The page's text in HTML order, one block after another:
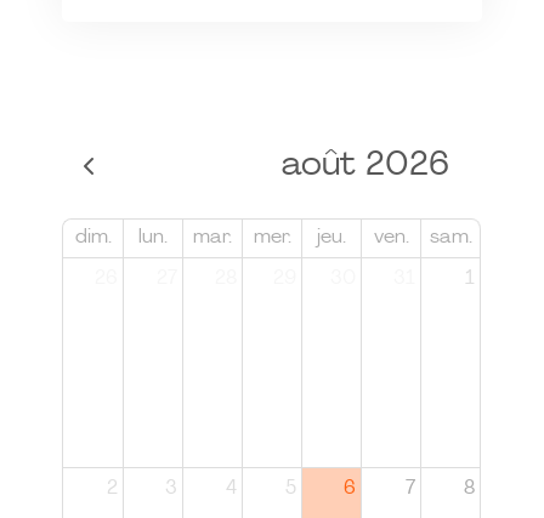
août 2026
dim. lun. mar. mer. jeu. ven. sam.
1
2 3 4 5 6 7 8